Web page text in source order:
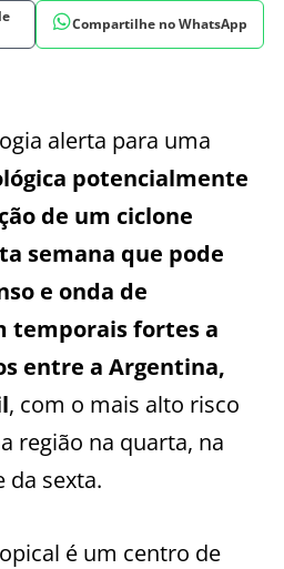
Compartilhe no WhatsApp
alerta para uma
potencialmente
de um ciclone
semana que pode
e onda de
temporais fortes a
entre a Argentina,
, com o mais alto risco
região na quarta, na
da sexta.
é um centro de